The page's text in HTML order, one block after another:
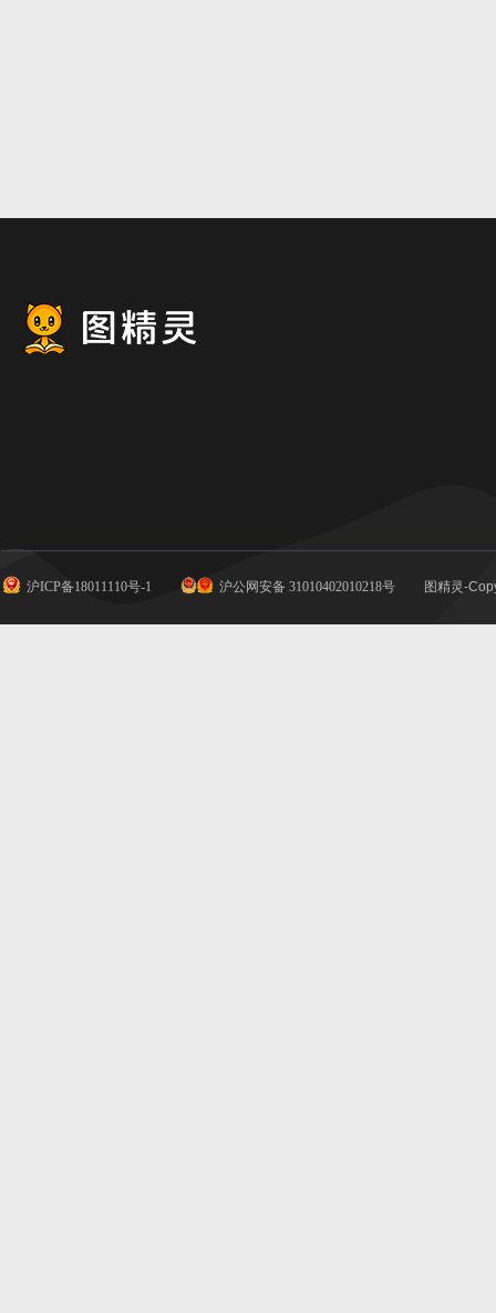
沪ICP备18011110号-1 沪公网安备 31010402010218号 图精灵-